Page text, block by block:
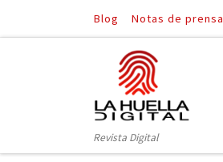
Saltar al contenido
Blog Notas de prensa
Revista Digital